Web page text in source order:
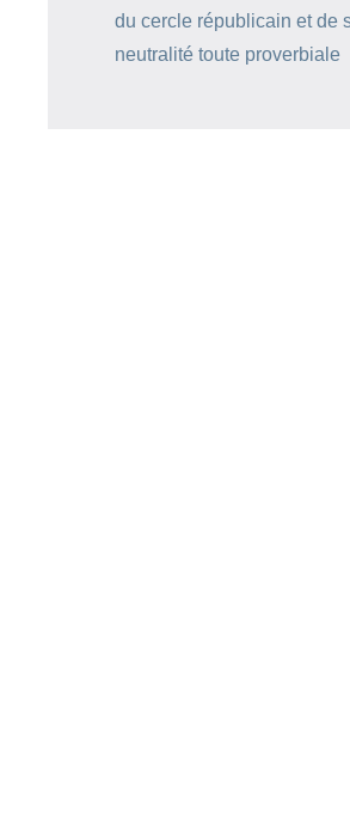
du cercle républicain et de
neutralité toute proverbiale